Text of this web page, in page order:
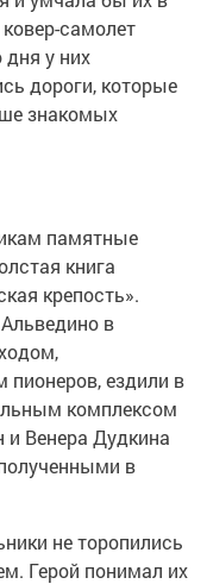
самолет
дня у них
дороги, которые
знакомых
памятные
книга
крепость».
в
ездили в
комплексом
и Венера Дудкина
в
не торопились
Герой понимал их